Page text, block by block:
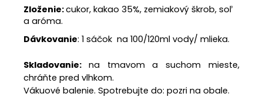
Zloženie:cukor, kakao 35%, zemiakový škrob, soľ
a aróma.
Dávkovanie: 1 sáčok na 100/120ml vody/ mlieka.
Skladovanie: na tmavom a suchom mieste,
chráňte pred vlhkom.
Vákuové balenie. Spotrebujte do: pozri na obale.